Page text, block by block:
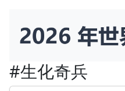
#生化奇兵